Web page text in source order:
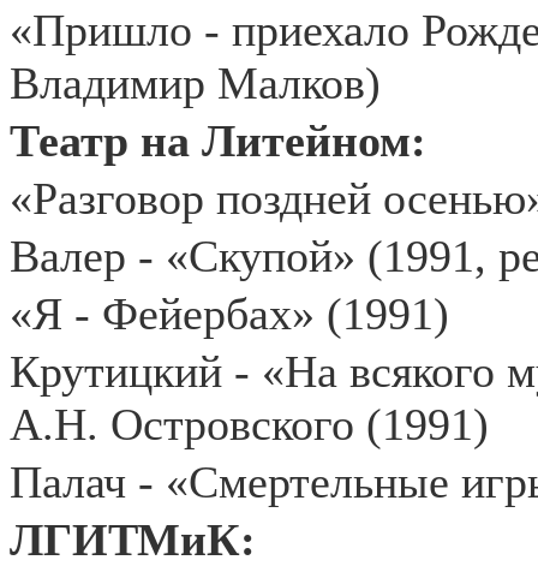
«Пришло - приехало
Владимир Малков)
Театр на Литейном:
«Разговор поздней
Валер - «Скупой» (1991,
«Я - Фейербах» (1991)
Крутицкий - «На всякого
А.Н. Островского (1991)
Палач - «Смертельные
ЛГИТМиК: